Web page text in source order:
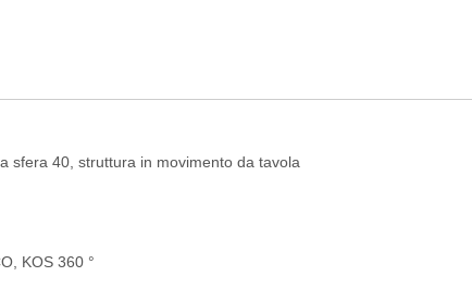
sfera 40, struttura in movimento da tavola
KOS 360 °